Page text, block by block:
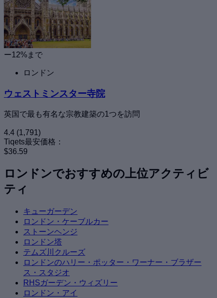
ー12%まで
ロンドン
ウェストミンスター寺院
英国で最も有名な宗教建築の1つを訪問
4.4 (1,791)
Tiqets最安価格：
$36.59
ロンドンでおすすめの上位アクティビ
ティ
キューガーデン
ロンドン・ケーブルカー
ストーンヘンジ
ロンドン塔
テムズ川クルーズ
ロンドンのハリー・ポッター・ワーナー・ブラザー
ス・スタジオ
RHSガーデン・ウィズリー
ロンドン・アイ